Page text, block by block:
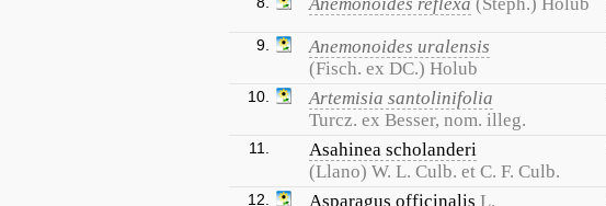
9.
Anemonoides uralensis
(Fisch. ex DC.) Holub
10.
Artemisia santolinifolia
Turcz. ex Besser, nom. illeg.
11.
Asahinea scholanderi
(Llano) W. L. Culb. et C. F. Culb.
12. Asparagus officinalis L.